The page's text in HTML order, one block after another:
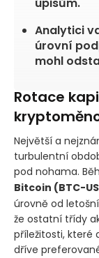
úpisům.
Analytici
úrovní
mohl
Rotace
Největší a
turbulentní
pod nohama.
Bitcoin (BTC-
úrovně od
že ostatní třídy
příležitosti, které
dříve